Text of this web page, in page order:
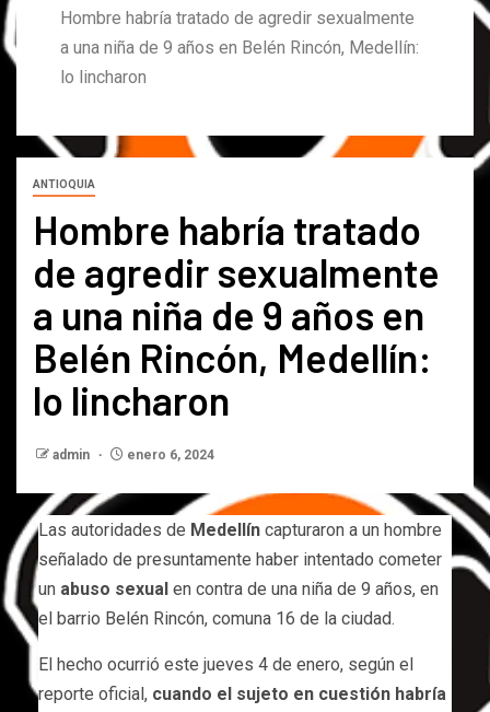
Hombre habría tratado de agredir sexualmente
a una niña de 9 años en Belén Rincón, Medellín:
lo lincharon
ANTIOQUIA
Hombre habría tratado
de agredir sexualmente
a una niña de 9 años en
Belén Rincón, Medellín:
lo lincharon
admin enero 6, 2024
Las autoridades de Medellín capturaron a un hombre
señalado de presuntamente haber intentado cometer
un abuso sexual en contra de una niña de 9 años, en
el barrio Belén Rincón, comuna 16 de la ciudad.
El hecho ocurrió este jueves 4 de enero, según el
reporte oficial, cuando el sujeto en cuestión habría